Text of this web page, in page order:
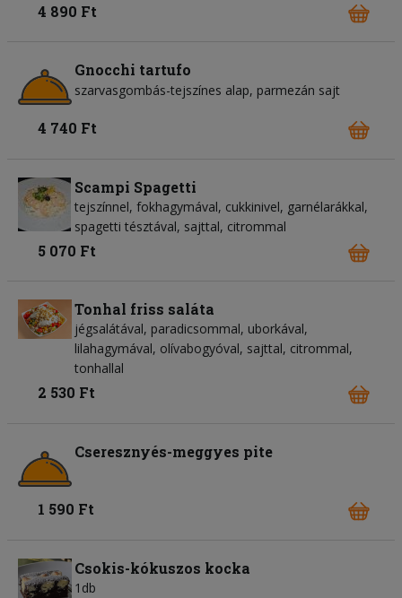
4 890 Ft
Gnocchi tartufo
szarvasgombás-tejszínes alap parmezán sajt
4 740 Ft
Scampi Spagetti
tejszínnel, fokhagymával, cukkinivel, garnélarákkal,
spagetti tésztával, sajttal, citrommal
5 070 Ft
Tonhal friss saláta
jégsalátával, paradicsommal, uborkával,
lilahagymával, olívabogyóval, sajttal, citrommal,
tonhallal
2 530 Ft
Cseresznyés-meggyes pite
1 590 Ft
Csokis-kókuszos kocka
1db